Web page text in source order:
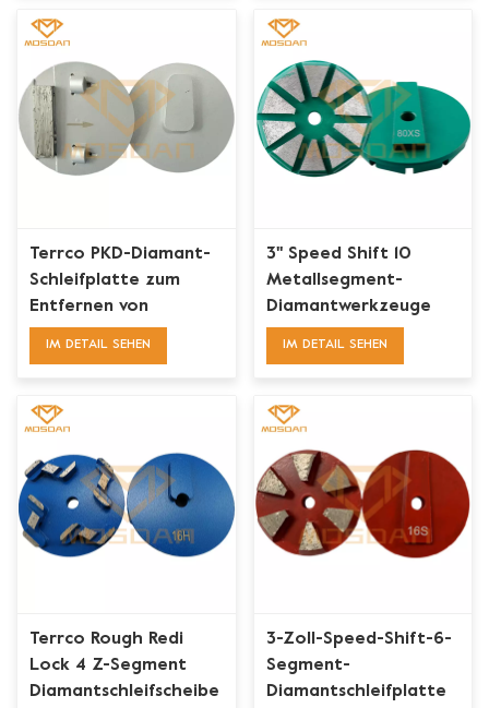
Terrco PKD-Diamant-
Schleifplatte zum
Entfernen von
Lackkleberbeschichtungen
IM DETAIL SEHEN
3'' Speed Shift 10
Metallsegment-
Diamantwerkzeuge
für Terrco-
IM DETAIL SEHEN
Terrco Rough Redi
Lock 4 Z-Segment
Diamantschleifscheibe
3-Zoll-Speed-Shift-6-
Segment-
Diamantschleifplatte